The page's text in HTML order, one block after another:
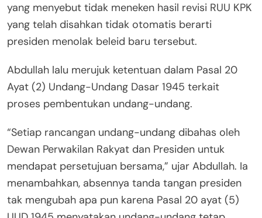
yang menyebut tidak meneken hasil revisi RUU KPK
yang telah disahkan tidak otomatis berarti
presiden menolak beleid baru tersebut.
Abdullah lalu merujuk ketentuan dalam Pasal 20
Ayat (2) Undang-Undang Dasar 1945 terkait
proses pembentukan undang-undang.
“Setiap rancangan undang-undang dibahas oleh
Dewan Perwakilan Rakyat dan Presiden untuk
mendapat persetujuan bersama,” ujar Abdullah. Ia
menambahkan, absennya tanda tangan presiden
tak mengubah apa pun karena Pasal 20 ayat (5)